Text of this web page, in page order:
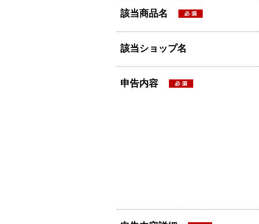
該当商品名
該当ショップ名
申告内容